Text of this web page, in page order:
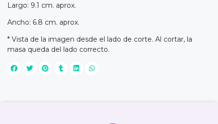
Largo: 9.1 cm. aprox.
Ancho: 6.8 cm. aprox.
* Vista de la imagen desde el lado de corte. Al cortar, la
masa queda del lado correcto.